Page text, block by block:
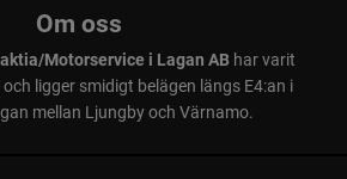
Om oss
Motorservice i Lagan ABhar varit
ligger smidigt belägen längs E4:an i
mellan Ljungby och Värnamo.